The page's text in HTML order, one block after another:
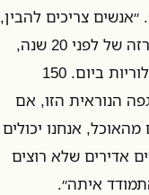
צריכים להבין,
שההבדל בין ילד שמן של היום לבין ילד רזה של לפני 20 שנה,
הוא לא הבדל עצום. זה הבדל של 150 קלוריות ביום. 150
הנוראית הזו, אם
קלוריות ביום מהאוכל, אנחנו יכולים
אדירים שלא רוצים
איתה״.